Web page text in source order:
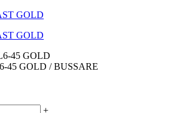
45 GOLD
45 GOLD / BUSSARE
+